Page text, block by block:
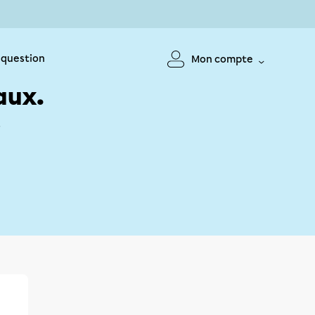
Mon compte